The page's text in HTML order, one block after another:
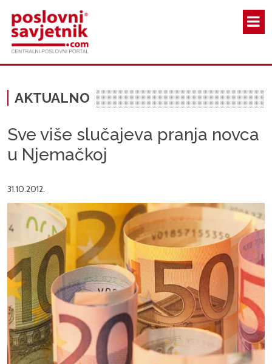
AKTUALNO
Sve više slučajeva pranja novca
u Njemačkoj
31.10.2012.